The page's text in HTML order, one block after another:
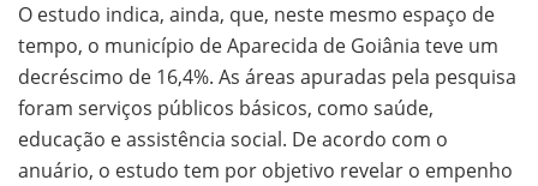
O estudo indica, ainda, que, neste mesmo espaço de
tempo, o município de Aparecida de Goiânia teve um
decréscimo de 16,4%. As áreas apuradas pela pesquisa
foram serviços públicos básicos, como saúde,
educação e assistência social. De acordo com o
anuário, o estudo tem por objetivo revelar o empenho